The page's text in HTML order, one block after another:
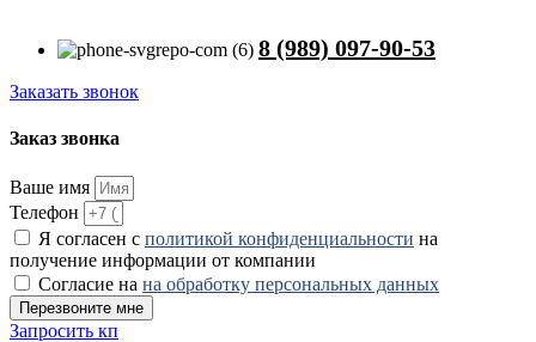
8 (989) 097-90-53
Заказать звонок
Заказ звонка
Ваше имя
Телефон
Я согласен с политикой конфиденциальности на
получение информации от компании
Согласие на на обработку персональных данных
Перезвоните мне
Запросить кп